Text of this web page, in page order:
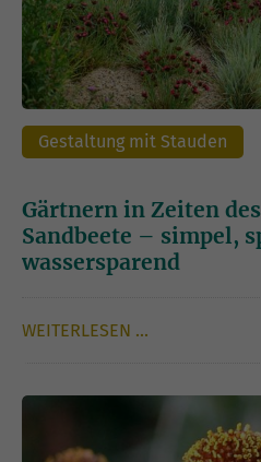
Gestaltung mit Stauden
Gärtnern in Zeiten
Sandbeete – simpel,
wassersparend
WEITERLESEN …